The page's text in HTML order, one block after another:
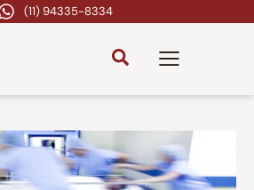
(11) 94335-8334